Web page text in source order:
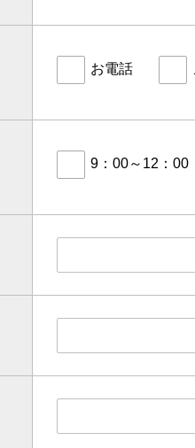
お電話
9：00～12：00